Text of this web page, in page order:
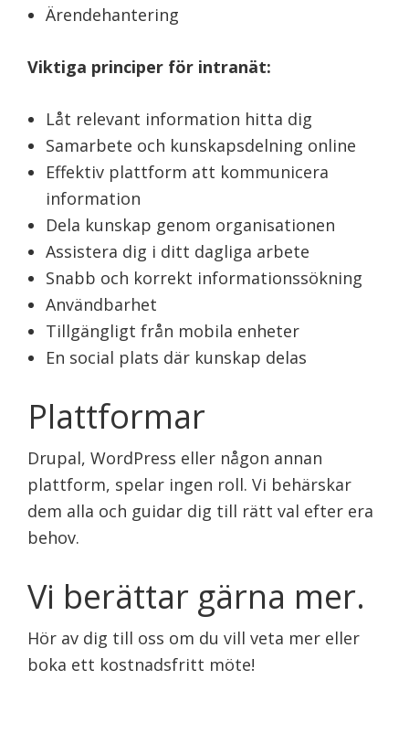
Ärendehantering
Viktiga principer för intranät:
Låt relevant information hitta dig
Samarbete och kunskapsdelning online
Effektiv plattform att kommunicera
information
Dela kunskap genom organisationen
Assistera dig i ditt dagliga arbete
Snabb och korrekt informationssökning
Användbarhet
Tillgängligt från mobila enheter
En social plats där kunskap delas
Plattformar
Drupal, WordPress eller någon annan
plattform, spelar ingen roll. Vi behärskar
dem alla och guidar dig till rätt val efter era
behov.
Vi berättar gärna mer.
Hör av dig till oss om du vill veta mer eller
boka ett kostnadsfritt möte!